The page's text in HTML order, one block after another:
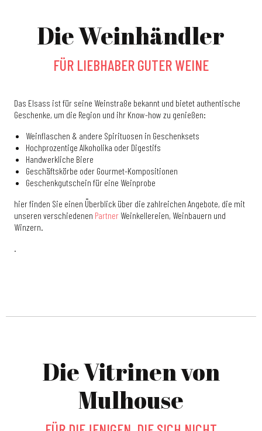
Die Weinhändler
FÜR LIEBHABER GUTER WEINE
Das Elsass ist für seine Weinstraße bekannt und bietet authentische
Geschenke, um die Region und ihr Know-how zu genießen:
Weinflaschen & andere Spirituosen in Geschenksets
Hochprozentige Alkoholika oder Digestifs
Handwerkliche Biere
Geschäftskörbe oder Gourmet-Kompositionen
Geschenkgutschein für eine Weinprobe
hier finden Sie einen Überblick über die zahlreichen Angebote, die mit
unseren verschiedenen Partner Weinkellereien, Weinbauern und
Winzern.
.
Die Vitrinen von
Mulhouse